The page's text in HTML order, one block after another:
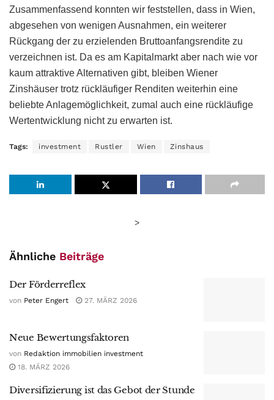
Zusammenfassend konnten wir feststellen, dass in Wien,
abgesehen von wenigen Ausnahmen, ein weiterer
Rückgang der zu erzielenden Bruttoanfangsrendite zu
verzeichnen ist. Da es am Kapitalmarkt aber nach wie vor
kaum attraktive Alternativen gibt, bleiben Wiener
Zinshäuser trotz rückläufiger Renditen weiterhin eine
beliebte Anlagemöglichkeit, zumal auch eine rückläufige
Wertentwicklung nicht zu erwarten ist.
Tags: investment Rustler Wien Zinshaus
>
Ähnliche Beiträge
Der Förderreflex
von Peter Engert 27. MÄRZ 2026
Neue Bewertungsfaktoren
von Redaktion immobilien investment
18. MÄRZ 2026
Diversifizierung ist das Gebot der Stunde